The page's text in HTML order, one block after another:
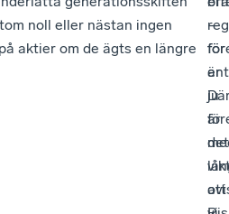
noll eller nästan ingen
aktier om de ägts en längre
–
är
ju
för
är
det
att